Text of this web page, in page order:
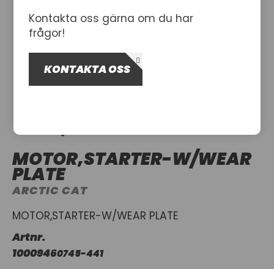
MOTOR,STARTER-W/WEAR
PLATE
ARCTIC CAT
MOTOR,STARTER-W/WEAR PLATE
Artnr.
10009460745-441
Kontakta oss gärna om du har
frågor!
KONTAKTA OSS